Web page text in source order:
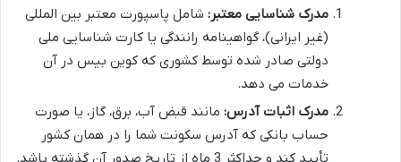
مدرک شناسایی معتبر: شامل پاسپورت معتبر بین المللی
(غیر ایرانی)، گواهینامه رانندگی یا کارت شناسایی ملی
دولتی صادر شده توسط کشوری که کوین بیس در آن
خدمات می دهد.
مدرک اثبات آدرس: مانند قبض آب، برق، گاز، یا صورت
حساب بانکی که آدرس سکونت شما را در همان کشور